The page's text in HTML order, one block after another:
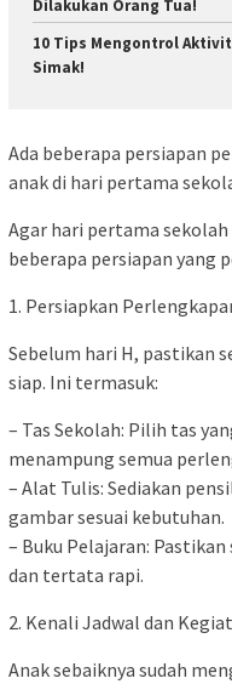
Dilakukan Orang Tua!
10 Tips Mengontrol
Simak!
Ada beberapa persiapan
anak di hari pertama
Agar hari pertama
beberapa persiapan yang
1. Persiapkan
Sebelum hari H, pastikan
siap. Ini termasuk:
– Tas Sekolah: Pilih tas
menampung semua
– Alat Tulis: Sediakan
gambar sesuai kebutuhan.
– Buku Pelajaran:
dan tertata rapi.
2. Kenali Jadwal dan
Anak sebaiknya sudah